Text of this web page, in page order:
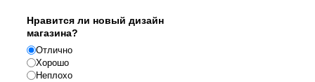
Нравится ли новый дизайн
магазина?
Отлично
Хорошо
Неплохо